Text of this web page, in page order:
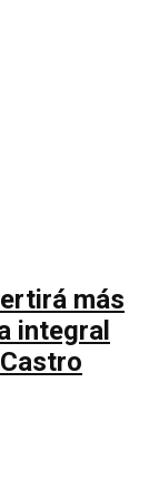
más
integral